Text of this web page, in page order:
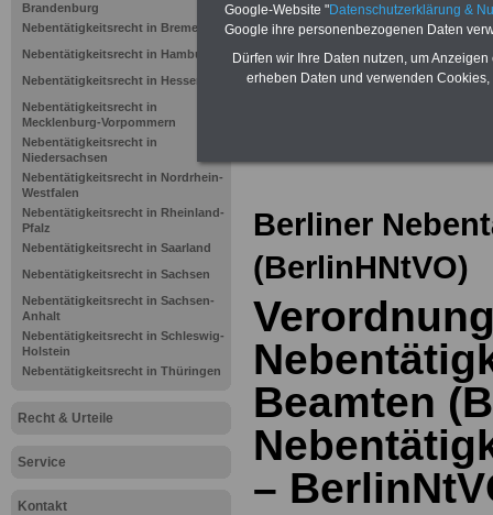
Brandenburg
Nebentätigkeitsrecht in Bremen
Nebentätigkeitsrecht in Hamburg
Nebentätigkeitsrecht in Hessen
Nebentätigkeitsrecht in
Mecklenburg-Vorpommern
Nebentätigkeitsrecht in
Niedersachsen
Nebentätigkeitsrecht in Nordrhein-
Westfalen
Nebentätigkeitsrecht in Rheinland-
Pfalz
Nebentätigkeitsrecht in Saarland
Nebentätigkeitsrecht in Sachsen
Nebentätigkeitsrecht in Sachsen-
Anhalt
Nebentätigkeitsrecht in Schleswig-
Holstein
Nebentätigkeitsrecht in Thüringen
Recht & Urteile
Service
Kontakt
Zurück zur
Berliner
(BerlinHNtVO)
Beamten
–
Google-Website "Datenschutzerklärung &
Google ihre personenbezogenen Daten
Dürfen wir Ihre Daten nutzen, um
erheben Daten und verwenden